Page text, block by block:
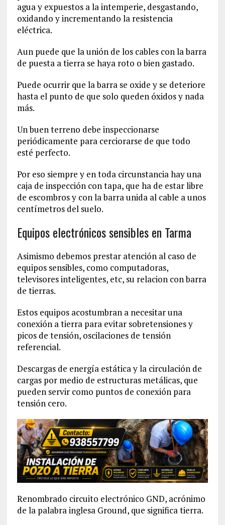
agua y expuestos a la intemperie, desgastando,
oxidando y incrementando la resistencia
eléctrica.
Aun puede que la unión de los cables con la barra
de puesta a tierra se haya roto o bien gastado.
Puede ocurrir que la barra se oxide y se deteriore
hasta el punto de que solo queden óxidos y nada
más.
Un buen terreno debe inspeccionarse
periódicamente para cerciorarse de que todo
esté perfecto.
Por eso siempre y en toda circunstancia hay una
caja de inspección con tapa, que ha de estar libre
de escombros y con la barra unida al cable a unos
centímetros del suelo.
Equipos electrónicos sensibles en Tarma
Asimismo debemos prestar atención al caso de
equipos sensibles, como computadoras,
televisores inteligentes, etc, su relacion con barra
de tierras.
Estos equipos acostumbran a necesitar una
conexión a tierra para evitar sobretensiones y
picos de tensión, oscilaciones de tensión
referencial.
Descargas de energía estática y la circulación de
cargas por medio de estructuras metálicas, que
pueden servir como puntos de conexión para
tensión cero.
Renombrado circuito electrónico GND, acrónimo
de la palabra inglesa Ground, que significa tierra.